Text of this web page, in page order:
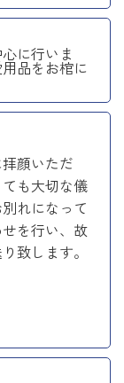
に行いま
品をお棺に
顔いただ
も大切な儀
れになって
を行い、故
致します。